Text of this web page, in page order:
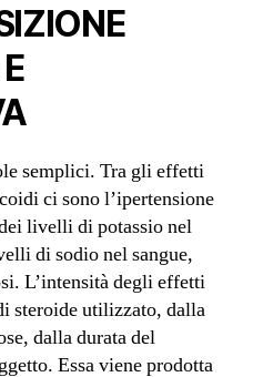
semplici. Tra gli effetti
ci sono l’ipertensione
livelli di potassio nel
di sodio nel sangue,
L’intensità degli effetti
steroide utilizzato, dalla
dalla durata del
Essa viene prodotta